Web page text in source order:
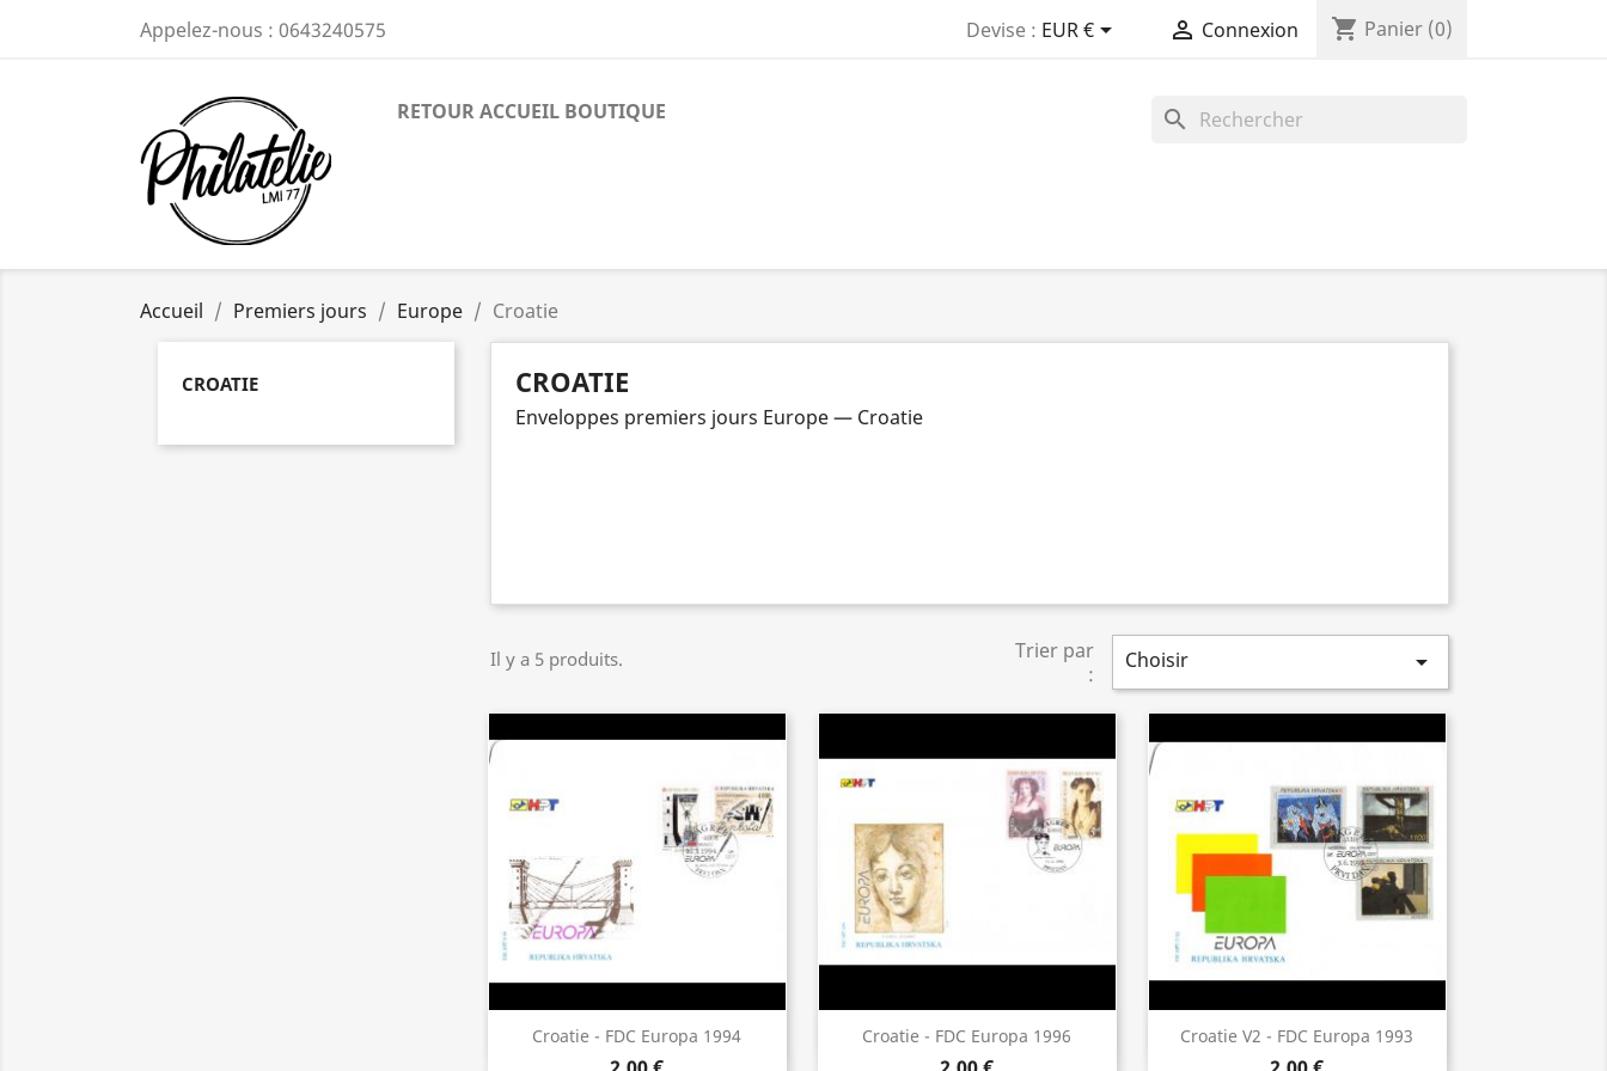
Appelez-nous : 0643240575 Devise : EUR €  Connexion shopping_cart Panier (0)
RETOUR ACCUEIL BOUTIQUE search
Accueil Premiers jours Europe Croatie
CROATIE CROATIE
Enveloppes premiers jours Europe — Croatie
Il y a 5 produits.
Trier par
:
Choisir 
Croatie - FDC Europa 1994
Aperçu rapide Croatie - FDC Europa 1996
Aperçu rapide Croatie V2 - FDC Europa 1993
Aperçu rapide